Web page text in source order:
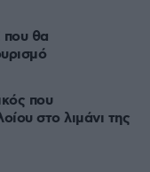
που θα
που
στο λιμάνι της